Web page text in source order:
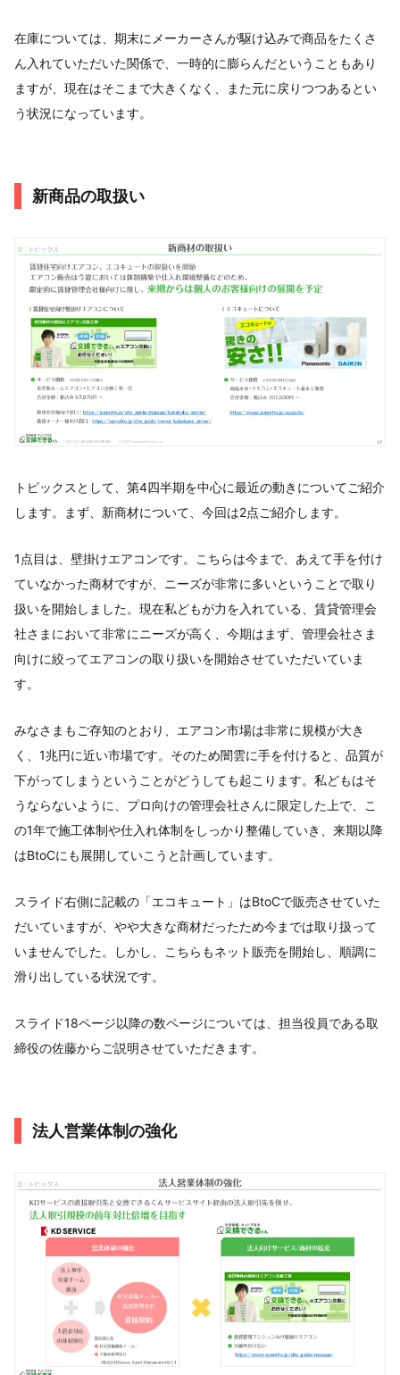
在庫については、期末にメーカーさんが駆け込みで商品をたくさ
ん入れていただいた関係で、一時的に膨らんだということもあり
ますが、現在はそこまで大きくなく、また元に戻りつつあるとい
う状況になっています。
新商品の取扱い
トピックスとして、第4四半期を中心に最近の動きについてご紹介
します。まず、新商材について、今回は2点ご紹介します。
1点目は、壁掛けエアコンです。こちらは今まで、あえて手を付け
ていなかった商材ですが、ニーズが非常に多いということで取り
扱いを開始しました。現在私どもが力を入れている、賃貸管理会
社さまにおいて非常にニーズが高く、今期はまず、管理会社さま
向けに絞ってエアコンの取り扱いを開始させていただいていま
す。
みなさまもご存知のとおり、エアコン市場は非常に規模が大き
く、1兆円に近い市場です。そのため闇雲に手を付けると、品質が
下がってしまうということがどうしても起こります。私どもはそ
うならないように、プロ向けの管理会社さんに限定した上で、こ
の1年で施工体制や仕入れ体制をしっかり整備していき、来期以降
はBtoCにも展開していこうと計画しています。
スライド右側に記載の「エコキュート」はBtoCで販売させていた
だいていますが、やや大きな商材だったため今までは取り扱って
いませんでした。しかし、こちらもネット販売を開始し、順調に
滑り出している状況です。
スライド18ページ以降の数ページについては、担当役員である取
締役の佐藤からご説明させていただきます。
法人営業体制の強化